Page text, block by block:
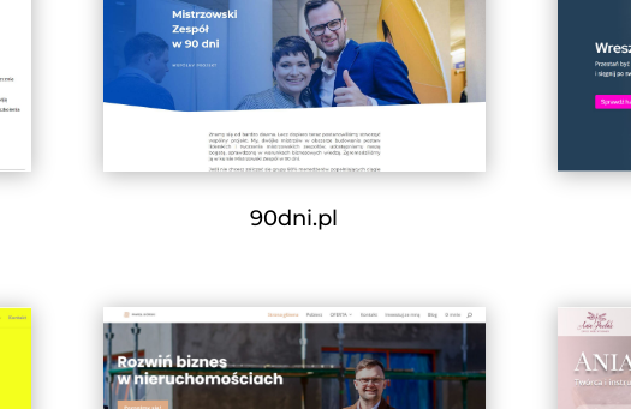
90dni.pl